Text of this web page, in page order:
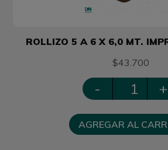
ROLLIZO 5 A 6 X 6,0 MT.
$43.700
- +
AGREGAR AL